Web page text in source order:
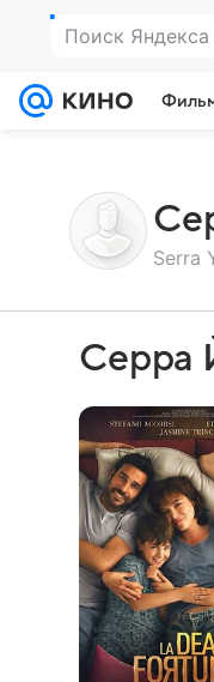
Поиск Яндекса
Serra
Серра